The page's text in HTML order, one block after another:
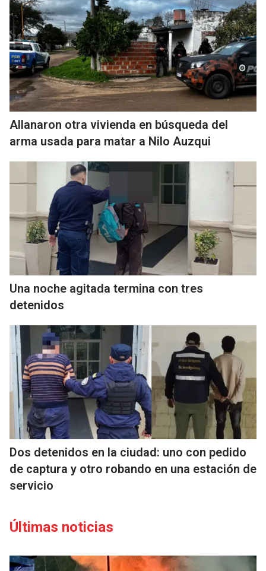
Allanaron otra vivienda en búsqueda del
arma usada para matar a Nilo Auzqui
Una noche agitada termina con tres
detenidos
Dos detenidos en la ciudad: uno con pedido
de captura y otro robando en una estación de
servicio
Últimas noticias